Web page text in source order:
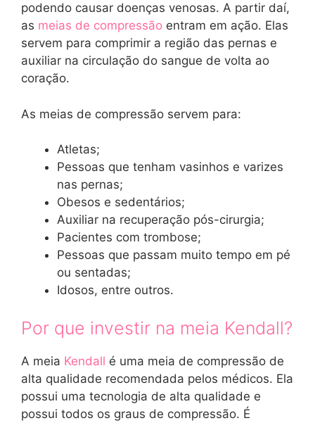
podendo causar doenças venosas. A partir daí,
as meias de compressão entram em ação. Elas
servem para comprimir a região das pernas e
auxiliar na circulação do sangue de volta ao
coração.
As meias de compressão servem para:
Atletas;
Pessoas que tenham vasinhos e varizes
nas pernas;
Obesos e sedentários;
Auxiliar na recuperação pós-cirurgia;
Pacientes com trombose;
Pessoas que passam muito tempo em pé
ou sentadas;
Idosos, entre outros.
Por que investir na meia Kendall?
A meia Kendall é uma meia de compressão de
alta qualidade recomendada pelos médicos. Ela
possui uma tecnologia de alta qualidade e
possui todos os graus de compressão. É